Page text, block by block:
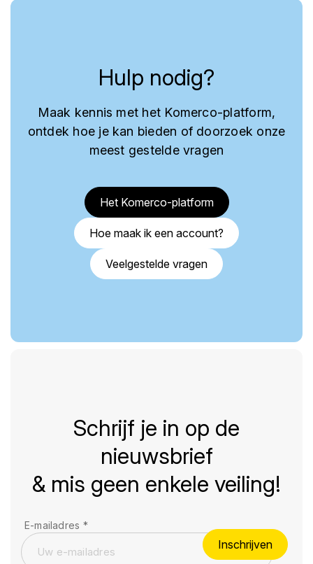
Hulp nodig?
Maak kennis met het Komerco-platform,
ontdek hoe je kan bieden of doorzoek onze
meest gestelde vragen
Het Komerco-platform
Hoe maak ik een account?
Veelgestelde vragen
Schrijf je in op de
nieuwsbrief
& mis geen enkele veiling!
E-mailadres *
Inschrijven